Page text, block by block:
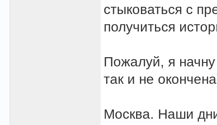
стыковаться с
получиться
Пожалуй, я
так и не
Москва. Наши